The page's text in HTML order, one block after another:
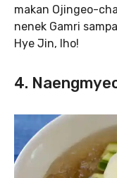
makan Ojingeo-
nenek Gamri
Hye Jin, lho!
4.